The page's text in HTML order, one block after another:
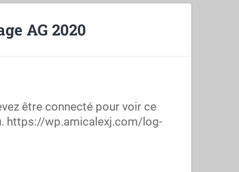
AG 2020
être connecté pour voir ce
https://wp.amicalexj.com/log-